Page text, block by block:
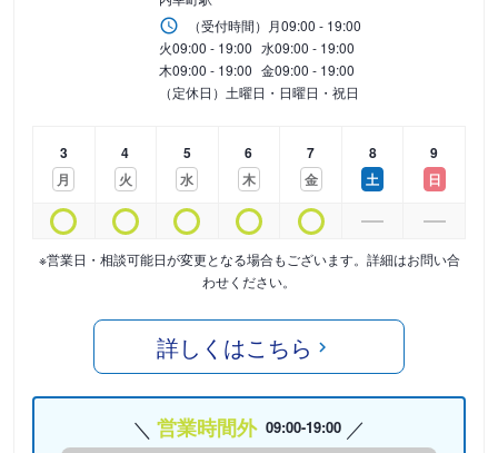
（受付時間） 月09:00 - 19:00
火09:00 - 19:00 水09:00 - 19:00
木09:00 - 19:00 金09:00 - 19:00
（定休日）土曜日・日曜日・祝日
3
月
4
火
5
水
6
木
7
金
8
土
9
日
※営業日・相談可能日が変更となる場合もございます。詳細はお問い合
わせください。
詳しくはこちら
営業時間外 09:00-19:00